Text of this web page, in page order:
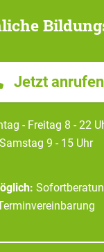
Jetzt anrufen
- Freitag 8 - 22
Samstag 9 - 15 Uhr